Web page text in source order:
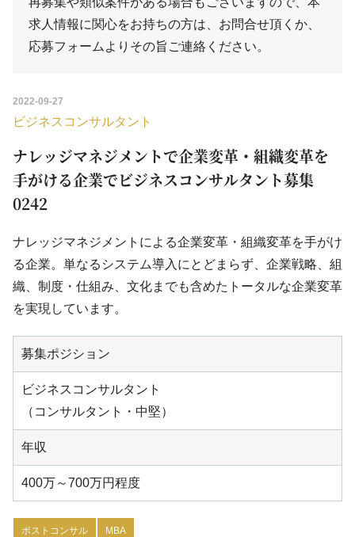
求人情報に関心をお持ちの方は、 お問合せ頂くか、
応募フォーム よりその旨ご連絡ください。
2022-09-27
ビジネスコンサルタント
ナレッジマネジメントで企業変革・組織変革を
手がける企業でビジネスコンサルタント募集
0242
ナレッジマネジメントによる企業変革・組織変革を手がけ
る企業。単なるシステム導入にとどまらず、企業戦略、組
織、制度・仕組み、文化までも含めたトータルな企業変革
を実現しています。
募集ポジション
ビジネスコンサルタント
（コンサルタント・中堅）
年収
400万～700万円程度
ポストコンサル MBA